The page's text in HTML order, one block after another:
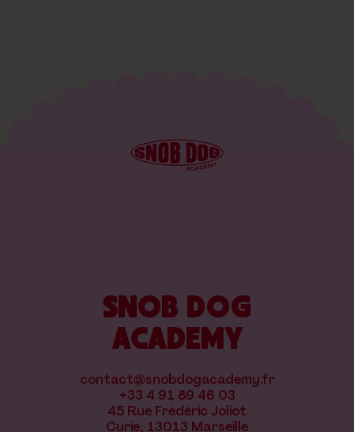
SNOB DOG
ACADEMY
contact@snobdogacademy.fr
+33 4 91 89 46 03
45 Rue Frédéric Joliot
Curie, 13013 Marseille